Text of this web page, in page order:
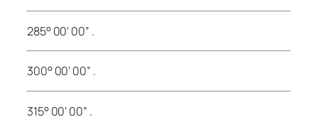
285° 00’ 00” .
300° 00’ 00” .
315° 00’ 00” .